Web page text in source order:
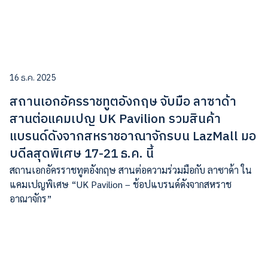
16 ธ.ค. 2025
สถานเอกอัครราชทูตอังกฤษ จับมือ ลาซาด้า
สานต่อแคมเปญ UK Pavilion รวมสินค้า
แบรนด์ดังจากสหราชอาณาจักรบน LazMall มอ
บดีลสุดพิเศษ 17-21 ธ.ค. นี้
สถานเอกอัครราชทูตอังกฤษ สานต่อความร่วมมือกับ ลาซาด้า ใน
แคมเปญพิเศษ “UK Pavilion – ช้อปแบรนด์ดังจากสหราช
อาณาจักร”